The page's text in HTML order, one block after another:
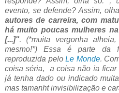
evento, se defende? Assim,
autores de carreira, com
há muito poucas mulheres
[...]". (*muita vergonha
mesmo!*) Essa é parte da
reproduzida peloLe Monde.
coisa séria, a coisa não ia ficar
já tenha dado ou indicado
mas tamanht invisibilização e